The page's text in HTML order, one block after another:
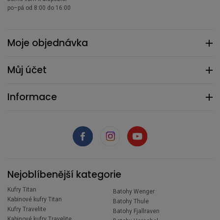
Moje objednávka
Můj účet
Informace
po–pá od 8:00 do 16:00
Nejoblíbenější kategorie
Kufry Titan
Kabinové kufry Titan
Kufry Travelite
Batohy Wenger
Batohy Thule
Batohy Fjallraven